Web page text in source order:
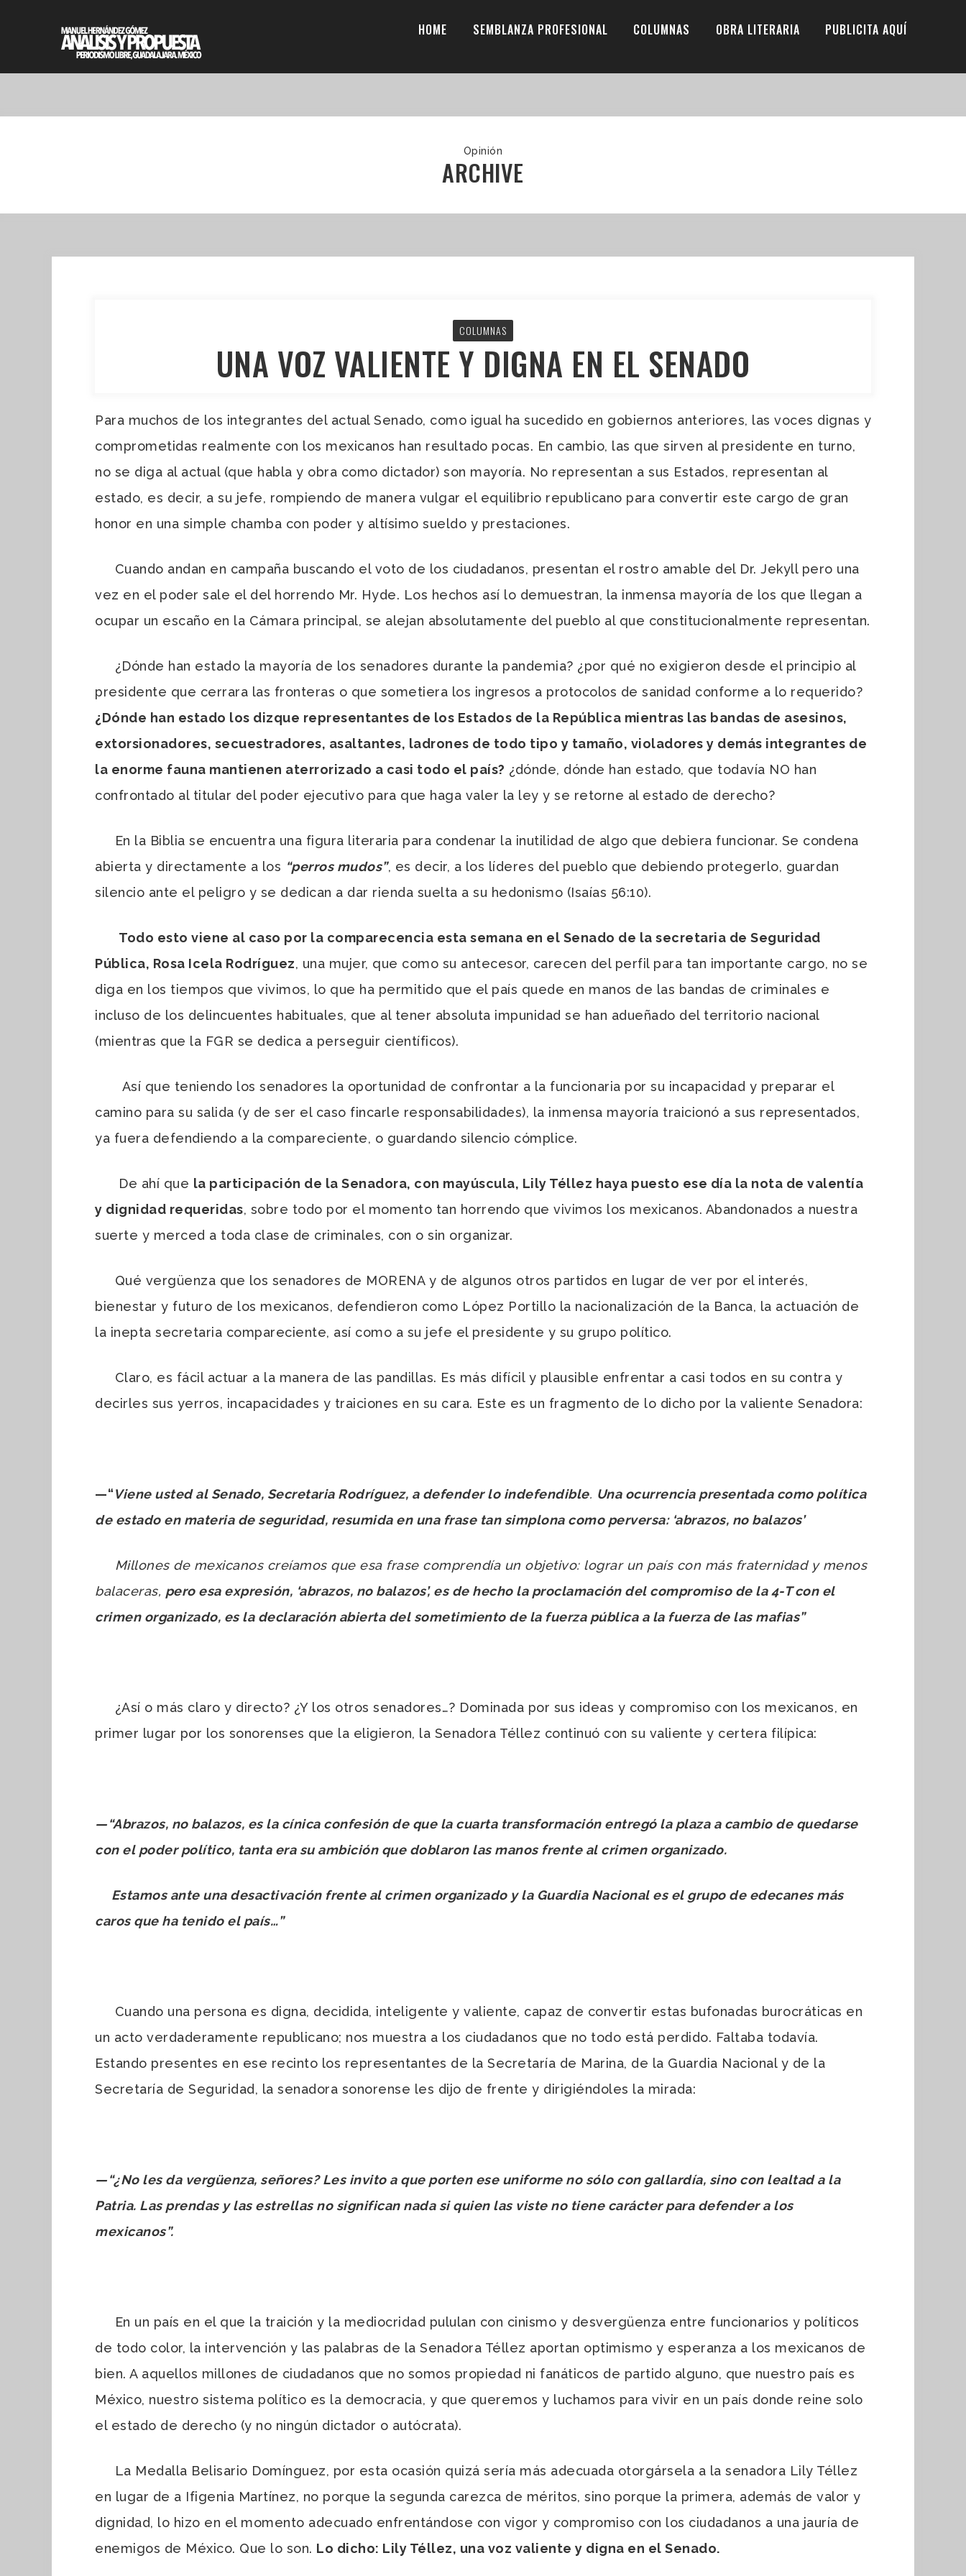
HOME SEMBLANZA PROFESIONAL COLUMNAS OBRA LITERARIA PUBLICITA AQUÍ
Opinión
ARCHIVE
COLUMNAS
UNA VOZ VALIENTE Y DIGNA EN EL SENADO
Para muchos de los integrantes del actual Senado, como igual ha sucedido en gobiernos anteriores, las voces dignas y
comprometidas realmente con los mexicanos han resultado pocas. En cambio, las que sirven al presidente en turno,
no se diga al actual (que habla y obra como dictador) son mayoría. No representan a sus Estados, representan al
estado, es decir, a su jefe, rompiendo de manera vulgar el equilibrio republicano para convertir este cargo de gran
honor en una simple chamba con poder y altísimo sueldo y prestaciones.
Cuando andan en campaña buscando el voto de los ciudadanos, presentan el rostro amable del Dr. Jekyll pero una
vez en el poder sale el del horrendo Mr. Hyde. Los hechos así lo demuestran, la inmensa mayoría de los que llegan a
ocupar un escaño en la Cámara principal, se alejan absolutamente del pueblo al que constitucionalmente representan.
¿Dónde han estado la mayoría de los senadores durante la pandemia? ¿por qué no exigieron desde el principio al
presidente que cerrara las fronteras o que sometiera los ingresos a protocolos de sanidad conforme a lo requerido?
¿Dónde han estado los dizque representantes de los Estados de la República mientras las bandas de asesinos,
extorsionadores, secuestradores, asaltantes, ladrones de todo tipo y tamaño, violadores y demás integrantes de
la enorme fauna mantienen aterrorizado a casi todo el país? ¿dónde, dónde han estado, que todavía NO han
confrontado al titular del poder ejecutivo para que haga valer la ley y se retorne al estado de derecho?
En la Biblia se encuentra una figura literaria para condenar la inutilidad de algo que debiera funcionar. Se condena
abierta y directamente a los “perros mudos”, es decir, a los líderes del pueblo que debiendo protegerlo, guardan
silencio ante el peligro y se dedican a dar rienda suelta a su hedonismo (Isaías 56:10).
Todo esto viene al caso por la comparecencia esta semana en el Senado de la secretaria de Seguridad
Pública, Rosa Icela Rodríguez, una mujer, que como su antecesor, carecen del perfil para tan importante cargo, no se
diga en los tiempos que vivimos, lo que ha permitido que el país quede en manos de las bandas de criminales e
incluso de los delincuentes habituales, que al tener absoluta impunidad se han adueñado del territorio nacional
(mientras que la FGR se dedica a perseguir científicos).
Así que teniendo los senadores la oportunidad de confrontar a la funcionaria por su incapacidad y preparar el
camino para su salida (y de ser el caso fincarle responsabilidades), la inmensa mayoría traicionó a sus representados,
ya fuera defendiendo a la compareciente, o guardando silencio cómplice.
De ahí que la participación de la Senadora, con mayúscula, Lily Téllez haya puesto ese día la nota de valentía
y dignidad requeridas, sobre todo por el momento tan horrendo que vivimos los mexicanos. Abandonados a nuestra
suerte y merced a toda clase de criminales, con o sin organizar.
Qué vergüenza que los senadores de MORENA y de algunos otros partidos en lugar de ver por el interés,
bienestar y futuro de los mexicanos, defendieron como López Portillo la nacionalización de la Banca, la actuación de
la inepta secretaria compareciente, así como a su jefe el presidente y su grupo político.
Claro, es fácil actuar a la manera de las pandillas. Es más difícil y plausible enfrentar a casi todos en su contra y
decirles sus yerros, incapacidades y traiciones en su cara. Este es un fragmento de lo dicho por la valiente Senadora:
—“Viene usted al Senado, Secretaria Rodríguez, a defender lo indefendible. Una ocurrencia presentada como política
de estado en materia de seguridad, resumida en una frase tan simplona como perversa: ‘abrazos, no balazos’
Millones de mexicanos creíamos que esa frase comprendía un objetivo: lograr un país con más fraternidad y menos
balaceras, pero esa expresión, ‘abrazos, no balazos’, es de hecho la proclamación del compromiso de la 4-T con el
crimen organizado, es la declaración abierta del sometimiento de la fuerza pública a la fuerza de las mafias”
¿Así o más claro y directo? ¿Y los otros senadores…? Dominada por sus ideas y compromiso con los mexicanos, en
primer lugar por los sonorenses que la eligieron, la Senadora Téllez continuó con su valiente y certera filípica:
—“Abrazos, no balazos, es la cínica confesión de que la cuarta transformación entregó la plaza a cambio de quedarse
con el poder político, tanta era su ambición que doblaron las manos frente al crimen organizado.
Estamos ante una desactivación frente al crimen organizado y la Guardia Nacional es el grupo de edecanes más
caros que ha tenido el país…”
Cuando una persona es digna, decidida, inteligente y valiente, capaz de convertir estas bufonadas burocráticas en
un acto verdaderamente republicano; nos muestra a los ciudadanos que no todo está perdido. Faltaba todavía.
Estando presentes en ese recinto los representantes de la Secretaría de Marina, de la Guardia Nacional y de la
Secretaría de Seguridad, la senadora sonorense les dijo de frente y dirigiéndoles la mirada:
—“¿No les da vergüenza, señores? Les invito a que porten ese uniforme no sólo con gallardía, sino con lealtad a la
Patria. Las prendas y las estrellas no significan nada si quien las viste no tiene carácter para defender a los
mexicanos”.
En un país en el que la traición y la mediocridad pululan con cinismo y desvergüenza entre funcionarios y políticos
de todo color, la intervención y las palabras de la Senadora Téllez aportan optimismo y esperanza a los mexicanos de
bien. A aquellos millones de ciudadanos que no somos propiedad ni fanáticos de partido alguno, que nuestro país es
México, nuestro sistema político es la democracia, y que queremos y luchamos para vivir en un país donde reine solo
el estado de derecho (y no ningún dictador o autócrata).
La Medalla Belisario Domínguez, por esta ocasión quizá sería más adecuada otorgársela a la senadora Lily Téllez
en lugar de a Ifigenia Martínez, no porque la segunda carezca de méritos, sino porque la primera, además de valor y
dignidad, lo hizo en el momento adecuado enfrentándose con vigor y compromiso con los ciudadanos a una jauría de
enemigos de México. Que lo son. Lo dicho: Lily Téllez, una voz valiente y digna en el Senado.